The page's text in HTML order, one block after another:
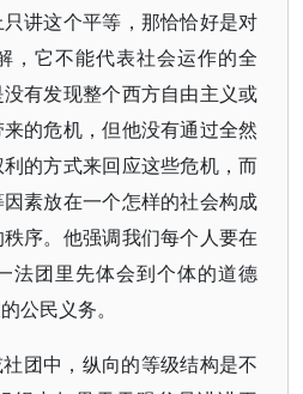
讲这个平等，那恰恰好是对
，它不能代表社会运作的全
有发现整个西方自由主义或
的危机，但他没有通过全然
的方式来回应这些危机，而
素放在一个怎样的社会构成
序。他强调我们每个人要在
法团里先体会到个体的道德
公民义务。
团中，纵向的等级结构是不